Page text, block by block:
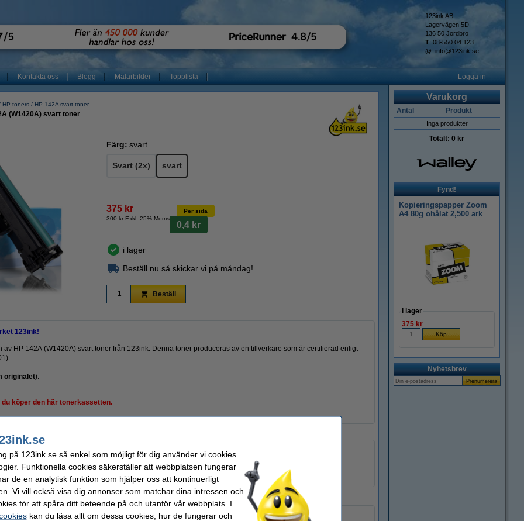
123ink AB
Lagervägen 5D
136 50 Jordbro
T: 08-550 04 123
@: info@123ink.se
Kontakta oss Blogg Målarbilder Topplista Logga in
HP toners HP 142A svart toner
(W1420A) svart toner
Färg: svart
Svart (2x) svart
375 kr
300 kr Exkl. 25% Moms
Per sida
0,4 kr
i lager
Beställ nu så skickar vi på måndag!
Beställ
123ink!
av HP 142A (W1420A) svart toner från 123ink. Denna toner produceras av en tillverkare som är certifierad enligt
originalet).
köper den här tonerkassetten.
OEM:
Vårt artikelnr:
Nummer:
W1420A
istället för originalprodukten!
Varukorg
Antal Produkt
Inga produkter
Totalt: 0 kr
Fynd!
Kopieringspapper Zoom
A4 80g ohålat 2,500 ark
i lager
375 kr
Nyhetsbrev
på 123ink.se så enkel som möjligt för dig använder vi cookies
Funktionella cookies säkerställer att webbplatsen fungerar
de en analytisk funktion som hjälper oss att kontinuerligt
Vi vill också visa dig annonser som matchar dina intressen och
för att spåra ditt beteende på och utanför vår webbplats. I
kan du läsa allt om dessa cookies, hur de fungerar och